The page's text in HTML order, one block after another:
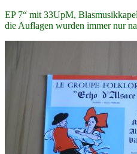
EP 7“ mit 33UpM,
die Auflagen wurden immer nur